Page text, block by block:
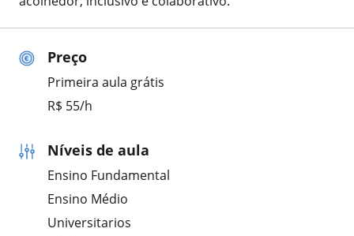
Preço
Primeira aula grátis
R$ 55/h
Níveis de aula
Ensino Fundamental
Ensino Médio
Universitarios